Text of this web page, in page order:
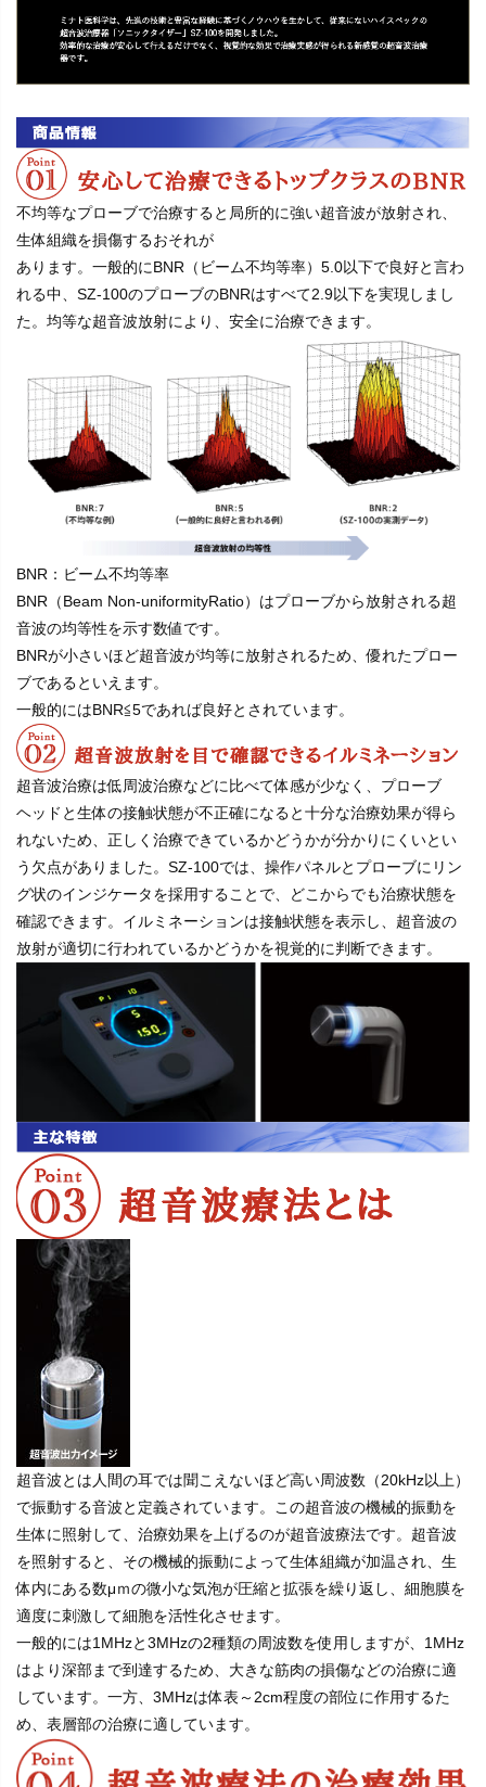
不均等なプローブで治療すると局所的に強い超音波が放射され、
生体組織を損傷するおそれが
あります。一般的にBNR（ビーム不均等率）5.0以下で良好と言わ
れる中、SZ-100のプローブのBNRはすべて2.9以下を実現しまし
た。均等な超音波放射により、安全に治療できます。
BNR：ビーム不均等率
BNR（Beam Non-uniformityRatio）はプローブから放射される超
音波の均等性を示す数値です。
BNRが小さいほど超音波が均等に放射されるため、優れたプロー
ブであるといえます。
一般的にはBNR≦5であれば良好とされています。
超音波治療は低周波治療などに比べて体感が少なく、プローブ
ヘッドと生体の接触状態が不正確になると十分な治療効果が得ら
れないため、正しく治療できているかどうかが分かりにくいとい
う欠点がありました。SZ-100では、操作パネルとプローブにリン
グ状のインジケータを採用することで、どこからでも治療状態を
確認できます。イルミネーションは接触状態を表示し、超音波の
放射が適切に行われているかどうかを視覚的に判断できます。
超音波とは人間の耳では聞こえないほど高い周波数（20kHz以上）
で振動する音波と定義されています。この超音波の機械的振動を
生体に照射して、治療効果を上げるのが超音波療法です。超音波
を照射すると、その機械的振動によって生体組織が加温され、生
体内にある数μｍの微小な気泡が圧縮と拡張を繰り返し、細胞膜を
適度に刺激して細胞を活性化させます。
一般的には1MHzと3MHzの2種類の周波数を使用しますが、1MHz
はより深部まで到達するため、大きな筋肉の損傷などの治療に適
しています。一方、3MHzは体表～2cm程度の部位に作用するた
め、表層部の治療に適しています。